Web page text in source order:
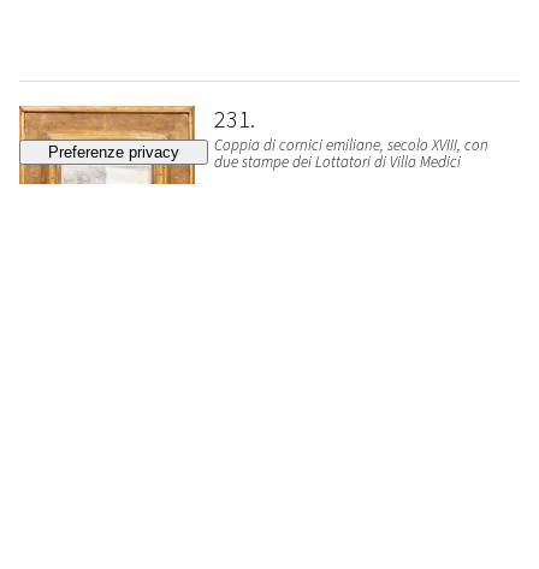
231
Coppia di cornici emiliane, secolo XVIII, con
due stampe dei Lottatori di Villa Medici